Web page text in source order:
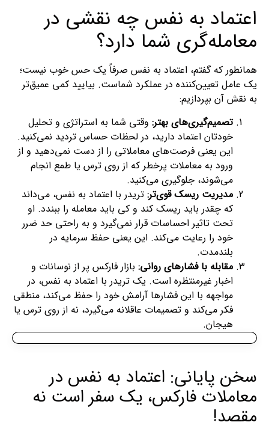
اعتماد به نفس چه نقشی در
معامله‌گری شما دارد؟
همانطور که گفتم، اعتماد به نفس صرفاً یک حس خوب نیست؛
یک عامل تعیین‌کننده در عملکرد شماست. بیایید کمی عمیق‌تر
به نقش آن بپردازیم:
تصمیم‌گیری‌های بهتر: وقتی شما به استراتژی و تحلیل
خودتان اعتماد دارید، در لحظات حساس تردید نمی‌کنید.
این یعنی فرصت‌های معاملاتی را از دست نمی‌دهید و از
ورود به معاملات پرخطر که از روی ترس یا طمع انجام
می‌شوند، جلوگیری می‌کنید.
مدیریت ریسک قوی‌تر: تریدر با اعتماد به نفس، می‌داند
که چقدر باید ریسک کند و کی باید معامله را ببندد. او
تحت تاثیر احساسات قرار نمی‌گیرد و به راحتی حد ضرر
خود را رعایت می‌کند. این یعنی حفظ سرمایه در
بلندمدت.
مقابله با فشارهای روانی: بازار فارکس پر از نوسانات و
اخبار غیرمنتظره است. یک تریدر با اعتماد به نفس، در
مواجهه با این فشارها آرامش خود را حفظ می‌کند، منطقی
فکر می‌کند و تصمیمات عاقلانه می‌گیرد، نه از روی ترس یا
هیجان.
سخن پایانی: اعتماد به نفس در
معاملات فارکس، یک سفر است نه
مقصد!